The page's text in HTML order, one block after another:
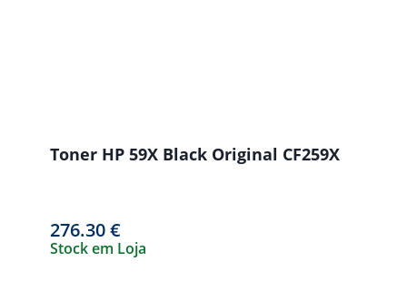
Toner HP 59X Black Original CF259X
276.30€
Stock em Loja